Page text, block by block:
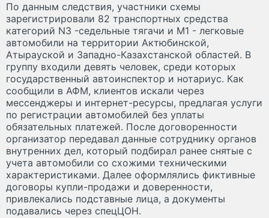
По данным следствия, участники схемы
зарегистрировали 82 транспортных средства
категорий N3 -седельные тягачи и M1 - легковые
автомобили на территории Актюбинской,
Атырауской и Западно-Казахстанской областей. В
группу входили девять человек, среди которых
государственный автоинспектор и нотариус. Как
сообщили в АФМ, клиентов искали через
мессенджеры и интернет-ресурсы, предлагая услуги
по регистрации автомобилей без уплаты
обязательных платежей. После договоренности
организатор передавал данные сотруднику органов
внутренних дел, который подбирал ранее снятые с
учета автомобили со схожими техническими
характеристиками. Далее оформлялись фиктивные
договоры купли-продажи и доверенности,
привлекались подставные лица, а документы
подавались через спецЦОН.